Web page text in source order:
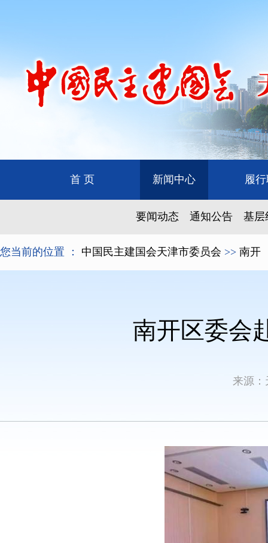
首 页 新闻中心 履
要闻动态 通知公告 基层
您当前的位置 ： 中国民主建国会天津市委员会 >> 南开
南开区委会
来源